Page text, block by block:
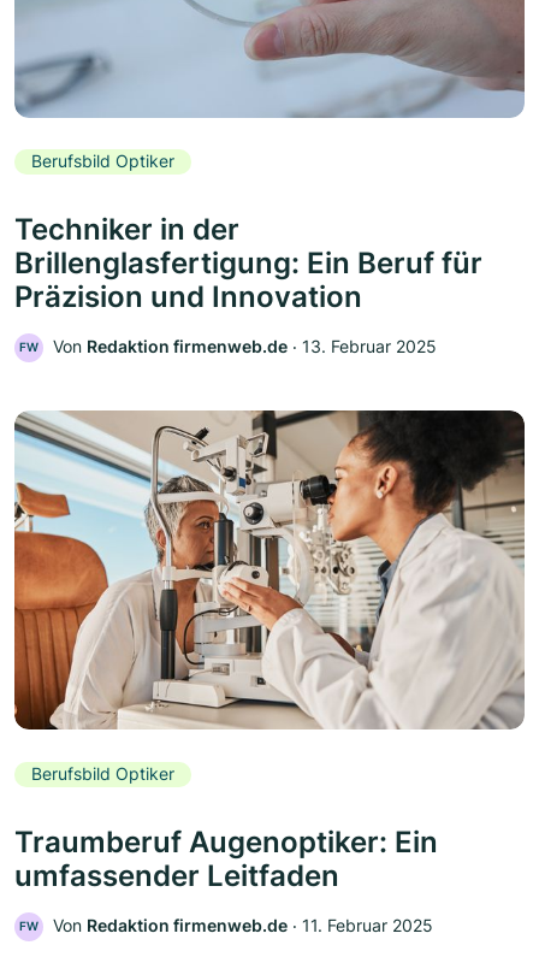
Berufsbild Optiker
Techniker in der
Brillenglasfertigung: Ein Beruf für
Präzision und Innovation
FW Von Redaktion firmenweb.de ‧ 13. Februar 2025
Berufsbild Optiker
Traumberuf Augenoptiker: Ein
umfassender Leitfaden
FW Von Redaktion firmenweb.de ‧ 11. Februar 2025